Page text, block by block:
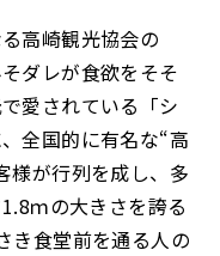
高崎観光協会の
ダレが食欲をそそ
愛されている「シ
全国的に有名な“高
が行列を成し、多
ｍの大きさを誇る
き食堂前を通る人の